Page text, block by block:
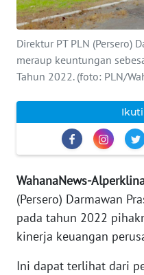
Direktur PT PLN (Persero)
meraup keuntungan
Tahun 2022. (foto: PLN/
WahanaNews-
(Persero) Darmawan
pada tahun 2022
kinerja keuangan
Ini dapat terlihat dari
KAMI
INFO
IKLAN
PEDOMAN
MEDIA
SIBER
REDAKSI
KARIR